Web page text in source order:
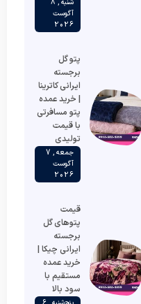
شنبه , 8
آگوست
2026
پتو گل
برجسته
ایرانی کاترینا
| خرید عمده
پتو مسافرتی
با قیمت
تولیدی
جمعه , 7
آگوست
2026
قیمت
پتوهای گل
برجسته
ایرانی چیکا |
خرید عمده
مستقیم با
سود بالا